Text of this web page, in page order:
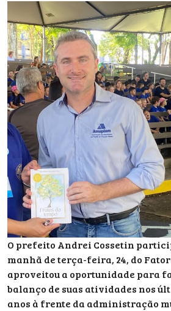
O prefeito Andrei Cossetin
manhã de terça-feira, 24, do
aproveitou a oportunidade para
balanço de suas atividades nos
anos à frente da administração